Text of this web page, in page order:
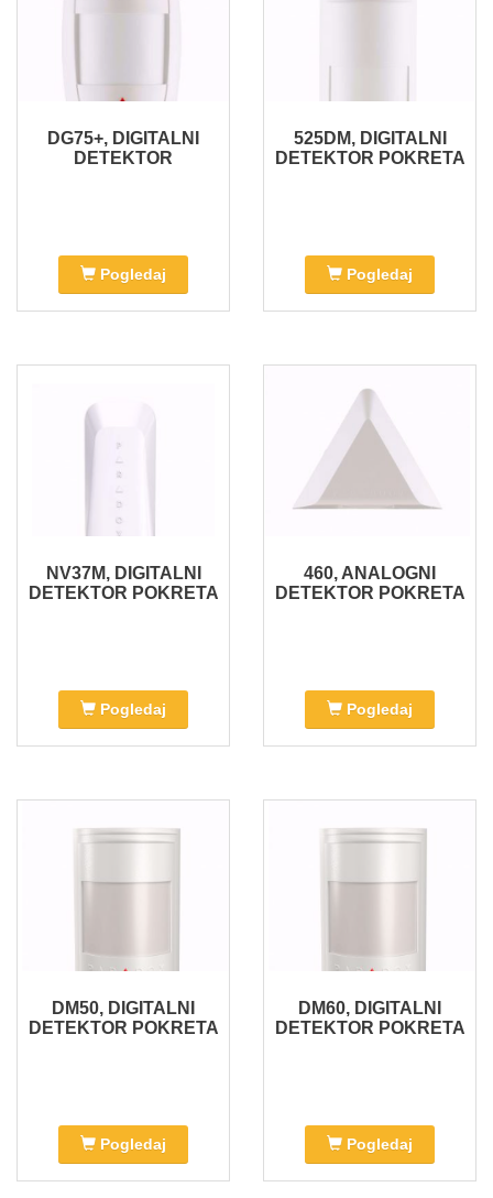
DG75+, DIGITALNI
DETEKTOR
Pogledaj
525DM, DIGITALNI
DETEKTOR POKRETA
Pogledaj
NV37M, DIGITALNI
DETEKTOR POKRETA
Pogledaj
460, ANALOGNI
DETEKTOR POKRETA
Pogledaj
DM50, DIGITALNI
DETEKTOR POKRETA
Pogledaj
DM60, DIGITALNI
DETEKTOR POKRETA
Pogledaj